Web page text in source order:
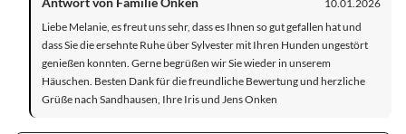
10.01.2026
Liebe Melanie, es freut uns sehr, dass es Ihnen so gut gefallen hat und
dass Sie die ersehnte Ruhe über Sylvester mit Ihren Hunden ungestört
genießen konnten. Gerne begrüßen wir Sie wieder in unserem
Häuschen. Besten Dank für die freundliche Bewertung und herzliche
Grüße nach Sandhausen, Ihre Iris und Jens Onken